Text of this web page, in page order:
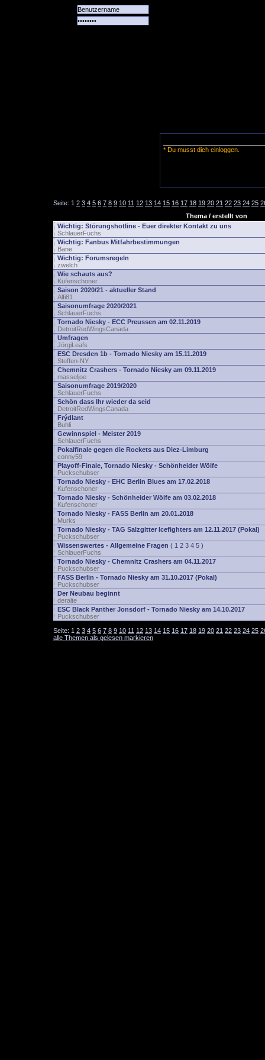
* Du musst dich einloggen.
Seite: 1 2 3 4 5 6 7 8 9 10 11 12 13 14 15 16 17 18 19 20 21 22 23 24 25
Thema / erstellt von
Wichtig: Störungshotline - Euer direkter Kontakt zu uns
SchlauerFuchs
Wichtig: Fanbus Mitfahrbestimmungen
Bane
Wichtig: Forumsregeln
zwelch
Wie schauts aus?
Kufenschoner
Saison 2020/21 - aktueller Stand
Alfi81
Saisonumfrage 2020/2021
SchlauerFuchs
Tornado Niesky - ECC Preussen am 02.11.2019
DetroitRedWingsCanada
Umfragen
JörgiLeafs
ESC Dresden 1b - Tornado Niesky am 15.11.2019
Steffen-NY
Chemnitz Crashers - Tornado Niesky am 09.11.2019
masseljoe
Saisonumfrage 2019/2020
SchlauerFuchs
Schön dass Ihr wieder da seid
DetroitRedWingsCanada
Frýdlant
Buhli
Gewinnspiel - Meister 2019
SchlauerFuchs
Pokalfinale gegen die Rockets aus Diez-Limburg
conny59
Playoff-Finale, Tornado Niesky - Schönheider Wölfe
Puckschubser
Tornado Niesky - EHC Berlin Blues am 17.02.2018
Kufenschoner
Tornado Niesky - Schönheider Wölfe am 03.02.2018
Kufenschoner
Tornado Niesky - FASS Berlin am 20.01.2018
Murks
Tornado Niesky - TAG Salzgitter Icefighters am 12.11.2017 (Pokal)
Puckschubser
Wissenswertes - Allgemeine Fragen ( 1 2 3 4 5 )
SchlauerFuchs
Tornado Niesky - Chemnitz Crashers am 04.11.2017
Puckschubser
FASS Berlin - Tornado Niesky am 31.10.2017 (Pokal)
Puckschubser
Der Neubau beginnt
deralte
ESC Black Panther Jonsdorf - Tornado Niesky am 14.10.2017
Puckschubser
Seite: 1 2 3 4 5 6 7 8 9 10 11 12 13 14 15 16 17 18 19 20 21 22 23 24 25
alle Themen als gelesen markieren